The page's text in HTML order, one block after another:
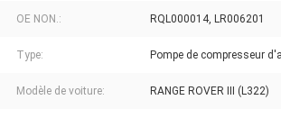
OE NON.: RQL000014, LR006201
Type: Pompe de compresseur
Modèle de voiture: RANGE ROVER III (L322)